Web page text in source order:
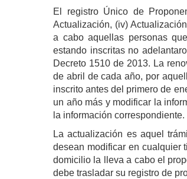
El registro Único de
Actualización, (iv)
a cabo aquellas personas
estando inscritas no
Decreto 1510 de 2013. La
de abril de cada año, por
inscrito antes del primero de
un año más y modificar la
la información correspondiente.
La actualización es aquel
desean modificar en cualquier
domicilio la lleva a cabo el
debe trasladar su registro de